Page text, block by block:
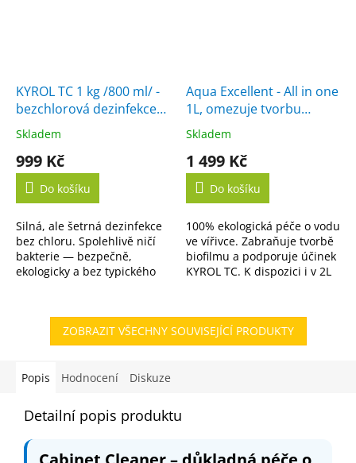
KYROL TC 1 kg /800 ml/ -
bezchlorová dezinfekce
vody
Průměrné
produktu
5,0
5
hvězdiček.
Skladem
999 Kč
Do košíku
Silná, ale šetrná dezinfekce
bez chloru. Spolehlivě ničí
bakterie — bezpečně,
ekologicky a bez typického
Aqua Excellent - All in one
1L, omezuje tvorbu
biofilmu
Průměrné
produktu
5,0
5
hvězdiček.
Skladem
1 499 Kč
Do košíku
100% ekologická péče o vodu
ve vířivce. Zabraňuje tvorbě
biofilmu a podporuje účinek
KYROL TC. K dispozici i v 2L
ZOBRAZIT VŠECHNY SOUVISEJÍCÍ PRODUKTY
Popis Hodnocení Diskuze
Detailní popis produktu